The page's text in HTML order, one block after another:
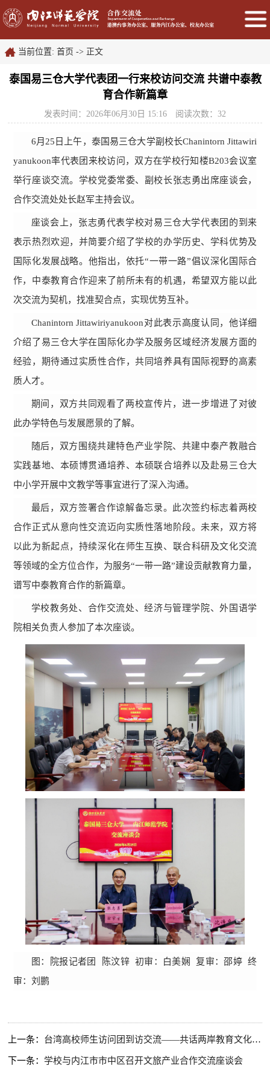
当前位置: 首页 -> 正文
泰国易三仓大学代表团一行来校访问交流 共谱中泰教
育合作新篇章
发表时间：2026年06月30日 15:16 阅读次数：32
6月25日上午，泰国易三仓大学副校长Chanintorn Jittawiri
yanukoon率代表团来校访问，双方在学校行知楼B203会议室
举行座谈交流。学校党委常委、副校长张志勇出席座谈会，
合作交流处处长赵军主持会议。
座谈会上，张志勇代表学校对易三仓大学代表团的到来
表示热烈欢迎，并简要介绍了学校的办学历史、学科优势及
国际化发展战略。他指出，依托“一带一路”倡议深化国际合
作，中泰教育合作迎来了前所未有的机遇，希望双方能以此
次交流为契机，找准契合点，实现优势互补。
Chanintorn Jittawiriyanukoon对此表示高度认同，他详细
介绍了易三仓大学在国际化办学及服务区域经济发展方面的
经验，期待通过实质性合作，共同培养具有国际视野的高素
质人才。
期间，双方共同观看了两校宣传片，进一步增进了对彼
此办学特色与发展愿景的了解。
随后，双方围绕共建特色产业学院、共建中泰产教融合
实践基地、本硕博贯通培养、本硕联合培养以及赴易三仓大
中小学开展中文教学等事宜进行了深入沟通。
最后，双方签署合作谅解备忘录。此次签约标志着两校
合作正式从意向性交流迈向实质性落地阶段。未来，双方将
以此为新起点，持续深化在师生互换、联合科研及文化交流
等领域的全方位合作，为服务“一带一路”建设贡献教育力量，
谱写中泰教育合作的新篇章。
学校教务处、合作交流处、经济与管理学院、外国语学
院相关负责人参加了本次座谈。
图：院报记者团 陈汶锌 初审：白美娴 复审：邵婷 终
审：刘鹏
上一条： 台湾高校师生访问团到访交流——共话两岸教育文化交流新篇
下一条：学校与内江市市中区召开文旅产业合作交流座谈会